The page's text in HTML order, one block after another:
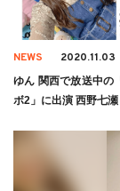
NEWS 2020.11.03
ゆん 関西で放送中の
ボ2」に出演 西野七